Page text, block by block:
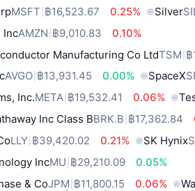
MSFT ฿16,523.67 0.25% Silver
IncAMZN ฿9,010.83
0.10%
Manufacturing Co LtdTSM ฿
AVGO ฿13,931.45 0.00% SpaceX
Inc.META ฿19,532.41 0.06%
Inc Class BBRK.B ฿17,362.84
LLY ฿39,420.02 0.21% SK Hynix
IncMU ฿29,210.09
0.05%
& CoJPM ฿11,800.15 0.06%